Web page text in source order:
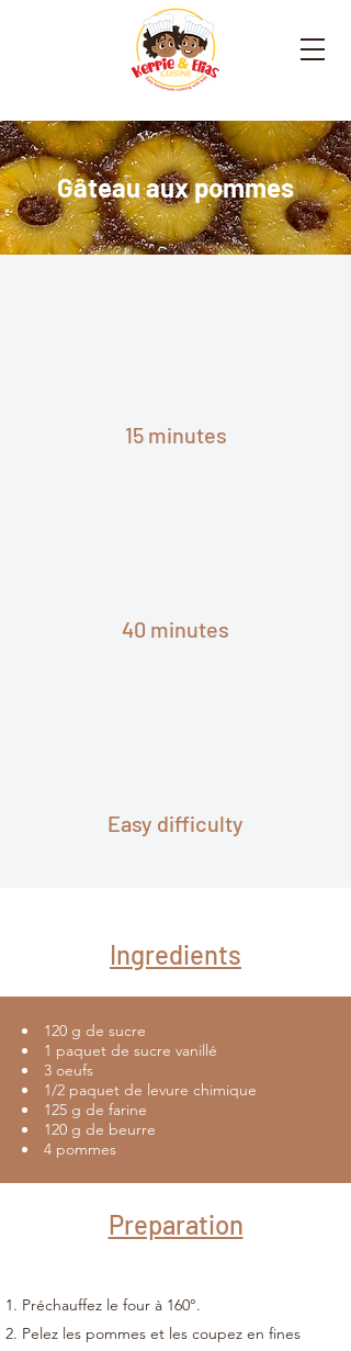
Preparation
Préchauffez le four à 160°.
Pelez les pommes et les coupez en fines
Ingredients
120 g de sucre
1 paquet de sucre vanillé
3 oeufs
1/2 paquet de levure chimique
125 g de farine
120 g de beurre
4 pommes
15 minutes
40 minutes
Easy difficulty
Gâteau aux pommes